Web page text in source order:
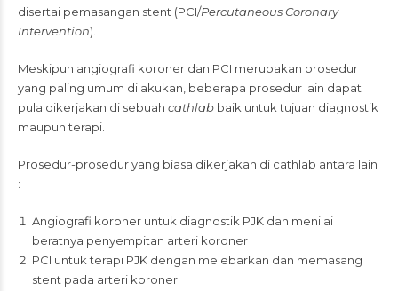
disertai pemasangan stent (PCI/Percutaneous Coronary
Intervention).
Meskipun angiografi koroner dan PCI merupakan prosedur
yang paling umum dilakukan, beberapa prosedur lain dapat
pula dikerjakan di sebuah cathlab baik untuk tujuan diagnostik
maupun terapi.
Prosedur-prosedur yang biasa dikerjakan di cathlab antara lain
:
Angiografi koroner untuk diagnostik PJK dan menilai
beratnya penyempitan arteri koroner
PCI untuk terapi PJK dengan melebarkan dan memasang
stent pada arteri koroner